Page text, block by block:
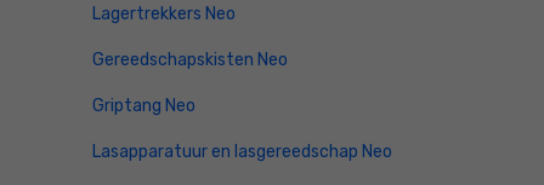
Lagertrekkers Neo
Gereedschapskisten Neo
Griptang Neo
Lasapparatuur en lasgereedschap Neo